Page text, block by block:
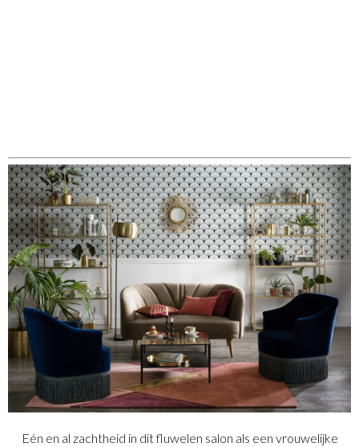
Eén en al zachtheid in dit fluwelen salon als een vrouwelijke